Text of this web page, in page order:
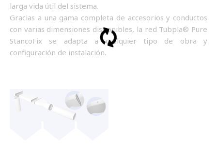
larga vida útil del sistema.
Gracias a una gama completa de accesorios y conductos
con varias dimensiones disponibles, la red Tubpla® Pure
StancoFix se adapta a cualquier tipo de obra y
configuración de instalación.